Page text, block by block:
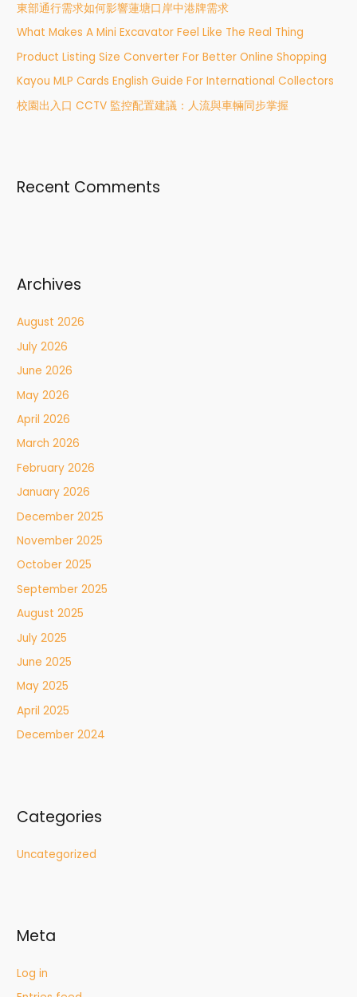
f
o
r
:
東部通行需求如何影響蓮塘口岸中港牌需求
What Makes A Mini Excavator Feel Like The Real Thing
Product Listing Size Converter For Better Online Shopping
Kayou MLP Cards English Guide For International Collectors
校園出入口 CCTV 監控配置建議：人流與車輛同步掌握
Recent Comments
Archives
August 2026
July 2026
June 2026
May 2026
April 2026
March 2026
February 2026
January 2026
December 2025
November 2025
October 2025
September 2025
August 2025
July 2025
June 2025
May 2025
April 2025
December 2024
Categories
Uncategorized
Meta
Log in